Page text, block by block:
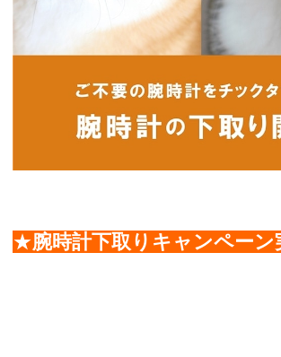
★腕時計下取りキャンペー